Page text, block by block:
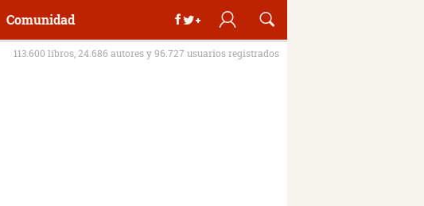
Comunidad
113.600 libros, 24.686 autores y 96.727 usuarios registrados